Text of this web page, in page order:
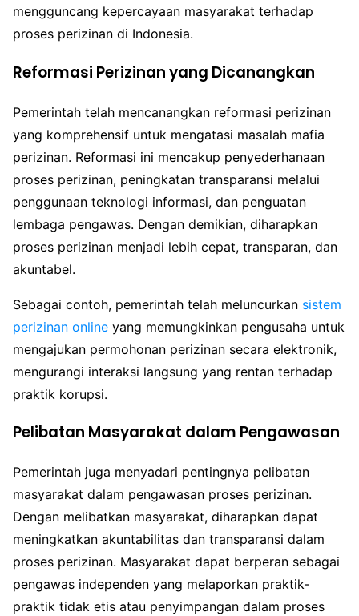
mengguncang kepercayaan masyarakat terhadap
proses perizinan di Indonesia.
Reformasi Perizinan yang Dicanangkan
Pemerintah telah mencanangkan reformasi perizinan
yang komprehensif untuk mengatasi masalah mafia
perizinan. Reformasi ini mencakup penyederhanaan
proses perizinan, peningkatan transparansi melalui
penggunaan teknologi informasi, dan penguatan
lembaga pengawas. Dengan demikian, diharapkan
proses perizinan menjadi lebih cepat, transparan, dan
akuntabel.
Sebagai contoh, pemerintah telah meluncurkan sistem
perizinan online yang memungkinkan pengusaha untuk
mengajukan permohonan perizinan secara elektronik,
mengurangi interaksi langsung yang rentan terhadap
praktik korupsi.
Pelibatan Masyarakat dalam Pengawasan
Pemerintah juga menyadari pentingnya pelibatan
masyarakat dalam pengawasan proses perizinan.
Dengan melibatkan masyarakat, diharapkan dapat
meningkatkan akuntabilitas dan transparansi dalam
proses perizinan. Masyarakat dapat berperan sebagai
pengawas independen yang melaporkan praktik-
praktik tidak etis atau penyimpangan dalam proses